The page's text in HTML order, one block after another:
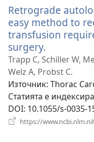
Retrograde
easy method to
transfusion
surgery.
нов
прозорец)
Trapp C, Schiller W,
Welz A, Probst C.
Източник‎: Thorac
Статията е
DOI‎: 10.1055/s-0035-
https://